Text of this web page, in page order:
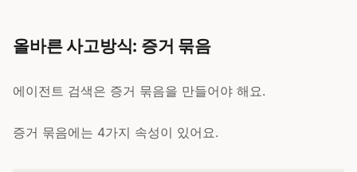
올바른 사고방식: 증거 묶음
에이전트 검색은 증거 묶음을 만들어야 해요.
증거 묶음에는 4가지 속성이 있어요.